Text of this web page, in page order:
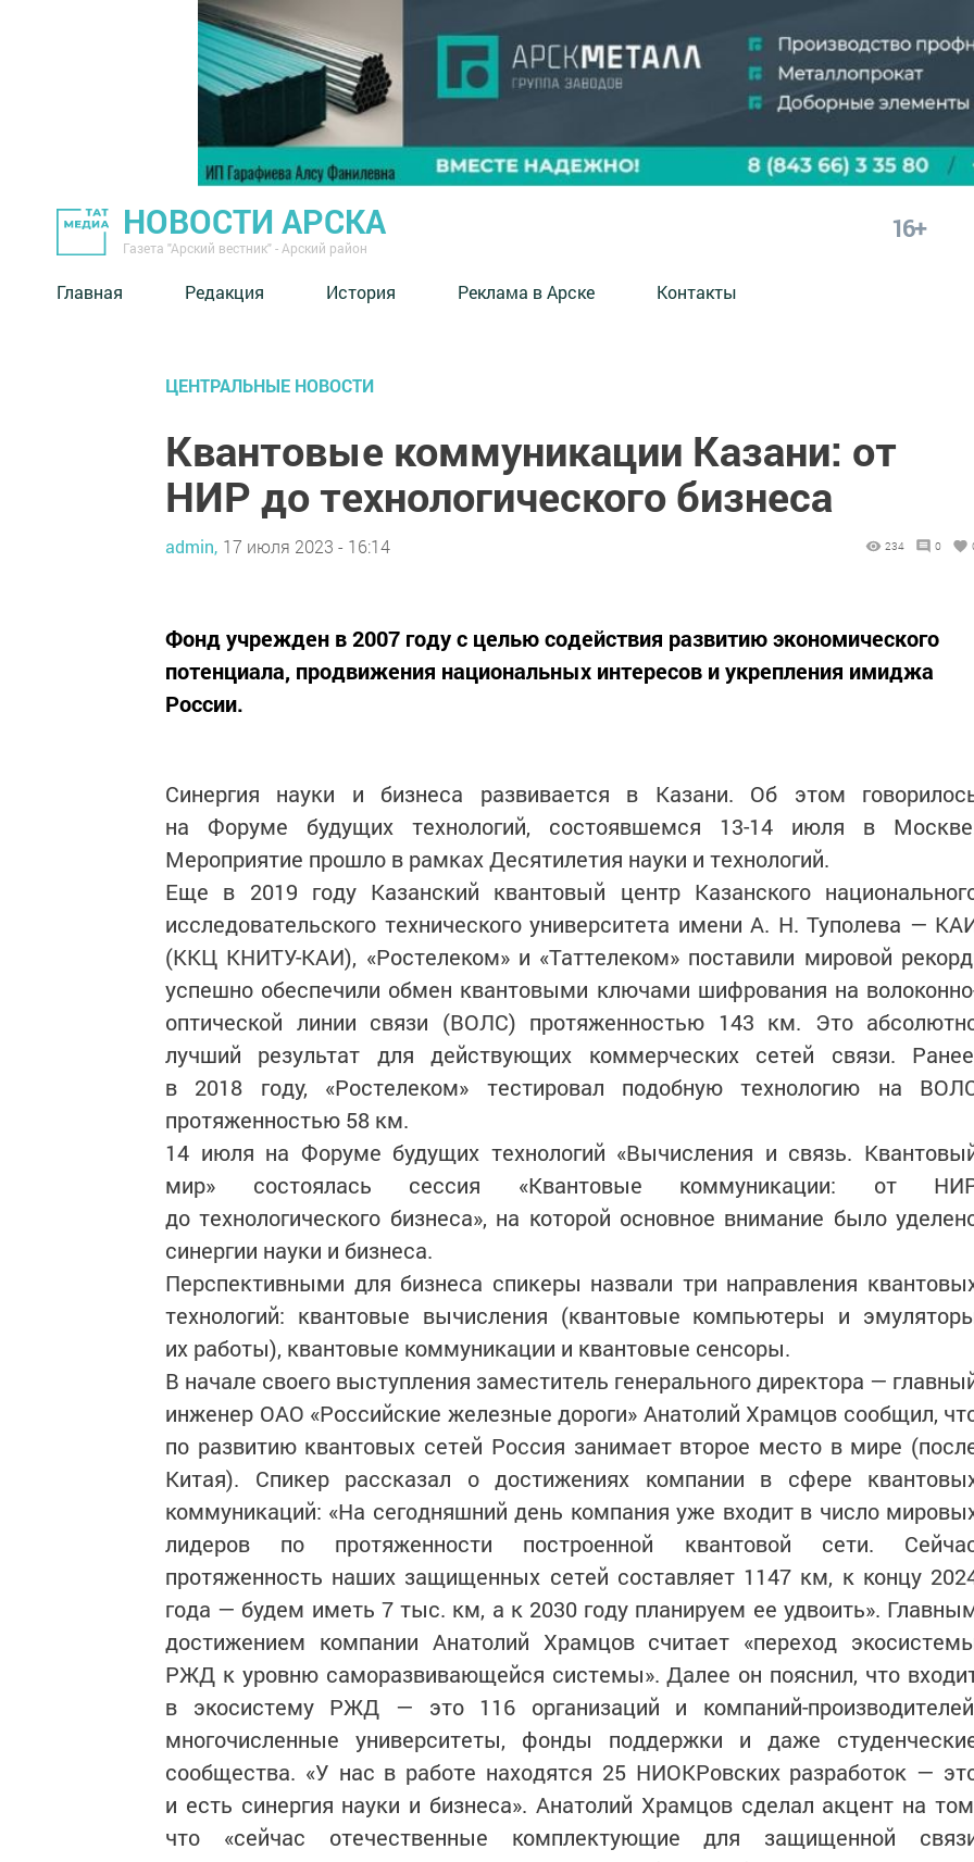
НОВОСТИ АРСКА
Газета "Арский вестник" - Арский район
16+
Главная Редакция История Реклама в Арске Контакты
ЦЕНТРАЛЬНЫЕ НОВОСТИ
Квантовые коммуникации Казани: от
НИР до технологического бизнеса
admin, 17 июля 2023 - 16:14 234 0
Фонд учрежден в 2007 году с целью содействия развитию экономического
потенциала, продвижения национальных интересов и укрепления имиджа
России.
Синергия науки и бизнеса развивается в Казани. Об этом
на Форуме будущих технологий, состоявшемся 13-14 июля в
Мероприятие прошло в рамках Десятилетия науки и технологий.
Еще в 2019 году Казанский квантовый центр Казанского
исследовательского технического университета имени А. Н. Туполева —
(ККЦ КНИТУ-КАИ), «Ростелеком» и «Таттелеком» поставили мировой
успешно обеспечили обмен квантовыми ключами шифрования на
оптической линии связи (ВОЛС) протяженностью 143 км. Это
лучший результат для действующих коммерческих сетей связи.
в 2018 году, «Ростелеком» тестировал подобную технологию на
протяженностью 58 км.
14 июля на Форуме будущих технологий «Вычисления и связь.
мир» состоялась сессия «Квантовые коммуникации: от
до технологического бизнеса», на которой основное внимание было
синергии науки и бизнеса.
Перспективными для бизнеса спикеры назвали три направления
технологий: квантовые вычисления (квантовые компьютеры и
их работы), квантовые коммуникации и квантовые сенсоры.
В начале своего выступления заместитель генерального директора —
инженер ОАО «Российские железные дороги» Анатолий Храмцов сообщил,
по развитию квантовых сетей Россия занимает второе место в мире
Китая). Спикер рассказал о достижениях компании в сфере
коммуникаций: «На сегодняшний день компания уже входит в число
лидеров по протяженности построенной квантовой сети.
протяженность наших защищенных сетей составляет 1147 км, к концу
года — будем иметь 7 тыс. км, а к 2030 году планируем ее удвоить».
достижением компании Анатолий Храмцов считает «переход
РЖД к уровню саморазвивающейся системы». Далее он пояснил, что
в экосистему РЖД — это 116 организаций и компаний-
многочисленные университеты, фонды поддержки и даже
сообщества. «У нас в работе находятся 25 НИОКРовских разработок —
и есть синергия науки и бизнеса». Анатолий Храмцов сделал акцент на
что «сейчас отечественные комплектующие для защищенной